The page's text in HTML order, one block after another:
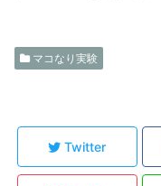
マコなり実験
Twitter